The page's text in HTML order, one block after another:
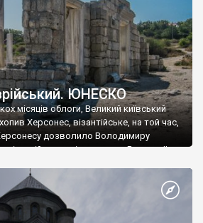
ЮНЕСКО
місяців облоги, Великий київський
Херсонес, візантійське, на той час,
дозволило Володимиру
візантійському імператору Василю ІІ, та
язичник, став Василем-християнином.
Русі. На честь Херсонесу Таврійського